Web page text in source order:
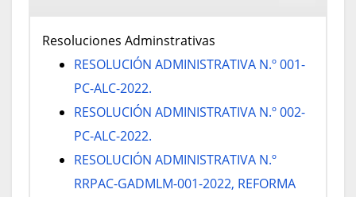
Resoluciones Adminstrativas
RESOLUCIÓN ADMINISTRATIVA N.º 001-
PC-ALC-2022.
RESOLUCIÓN ADMINISTRATIVA N.º 002-
PC-ALC-2022.
RESOLUCIÓN ADMINISTRATIVA N.º
RRPAC-GADMLM-001-2022, REFORMA